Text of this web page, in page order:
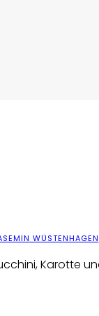
WÜSTENHAGEN
Karotte